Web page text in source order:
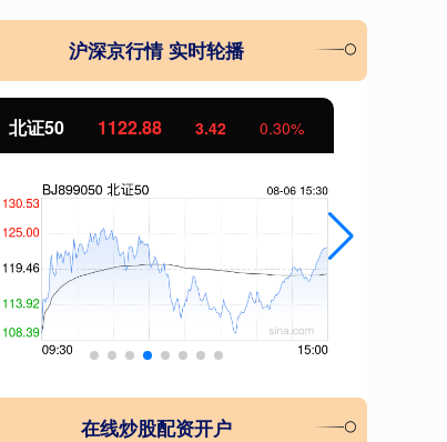
沪深京行情 实时轮播
北证50 1122.88 3.42 0.30%
在线炒股配资开户